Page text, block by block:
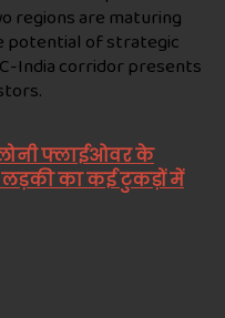
regions are maturing
potential of strategic
India corridor presents
फ्लाईओवर के
का कई टुकड़ों में